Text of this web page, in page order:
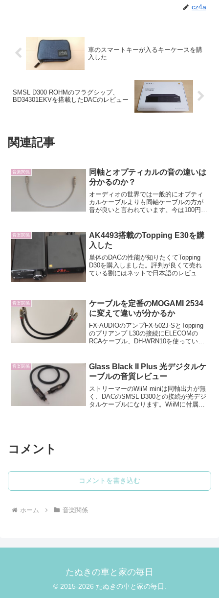
cz4a
車のスマートキーが入るキーケースを購
入した
SMSL D300 ROHMのフラグシップ、
BD34301EKVを搭載したDACのレビュー
関連記事
音楽関係
同軸とオプティカルの音の違いは
分かるのか？
オーディオの世界では一般的にオプティ
カルケーブルよりも同軸ケーブルの方が
音が良いと言われています。今は100円の
ベルデン 1506Aの同軸ケーブルを購入同
軸ケーブルを購...
音楽関係
AK4493搭載のTopping E30を購
入した
単体のDACの性能が知りたくてTopping
D30を購入しました。評判が良くて売れ
ている割にはネットで日本語のレビュー
の...
音楽関係
ケーブルを定番のMOGAMI 2534
に変えて違いが分かるか
FX-AUDIOのアンプFX-502J-SとTopping
のプリアンプ L30の接続にELECOMの
RCAケーブル、DH-WRN10を使っていま
ーブルに変えてみまし...
音楽関係
Glass Black II Plus 光デジタルケ
ーブルの音質レビュー
ストリーマーのWiiM miniは同軸出力が無
く、DACのSMSL D300との接続が光デジ
タルケーブルになります。WiiMに付属し
コメント
コメントを書き込む
ホーム 音楽関係
たぬきの車と家の毎日
© 2015-2026 たぬきの車と家の毎日.